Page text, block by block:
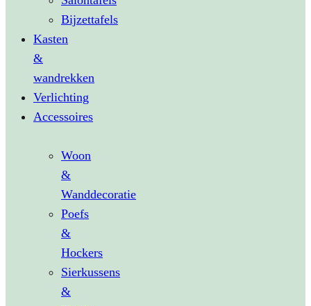
Bijzettafels
Kasten
&
wandrekken
Verlichting
Accessoires
Woon
&
Wanddecoratie
Poefs
&
Hockers
Sierkussens
&